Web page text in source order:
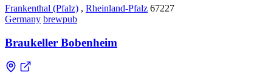
Frankenthal (Pfalz) , Rheinland-Pfalz 67227
Germany brewpub
Braukeller Bobenheim